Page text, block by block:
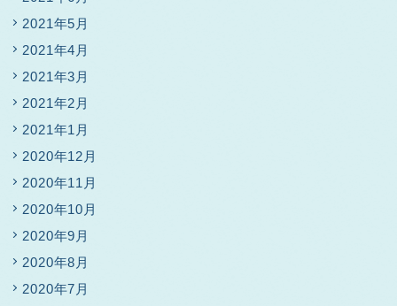
2021年5月
2021年4月
2021年3月
2021年2月
2021年1月
2020年12月
2020年11月
2020年10月
2020年9月
2020年8月
2020年7月